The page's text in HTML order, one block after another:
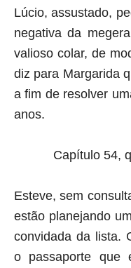
Lúcio, assustado,
negativa da
valioso colar, de
diz para Margarida
a fim de resolver
anos.
Capítulo 54,
Esteve, sem
estão planejando
convidada da lista.
o passaporte que